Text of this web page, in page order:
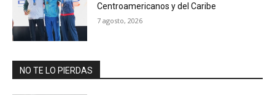
Centroamericanos y del Caribe
7 agosto, 2026
NO TE LO PIERDAS